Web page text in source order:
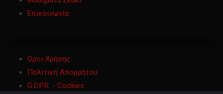
Επικοινωνία
Όροι Χρήσης
Πολιτική Απορρήτου
G.D.P.R. - Cookies